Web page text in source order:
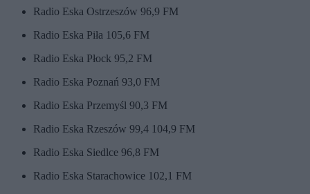
Radio Eska Ostrzeszów 96,9 FM
Radio Eska Piła 105,6 FM
Radio Eska Płock 95,2 FM
Radio Eska Poznań 93,0 FM
Radio Eska Przemyśl 90,3 FM
Radio Eska Rzeszów 99,4 104,9 FM
Radio Eska Siedlce 96,8 FM
Radio Eska Starachowice 102,1 FM